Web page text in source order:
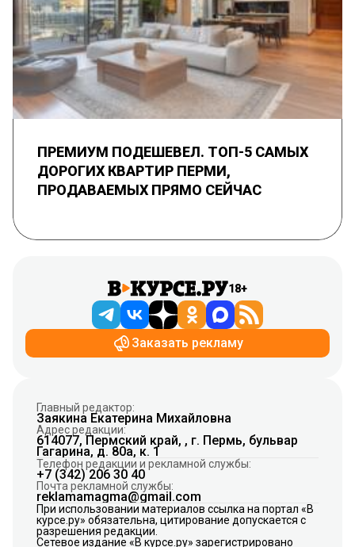
ПРЕМИУМ ПОДЕШЕВЕЛ. ТОП-5 САМЫХ
ДОРОГИХ КВАРТИР ПЕРМИ,
ПРОДАВАЕМЫХ ПРЯМО СЕЙЧАС
18+
Заказать рекламу
Главный редактор:
Заякина Екатерина Михайловна
Адрес редакции:
614077, Пермский край, , г. Пермь, бульвар
Гагарина, д. 80а, к. 1
Телефон редакции и рекламной службы:
+7 (342) 206 30 40
Почта рекламной службы:
reklamamagma@gmail.com
При использовании материалов ссылка на портал «В
курсе.ру» обязательна, цитирование допускается с
разрешения редакции.
Сетевое издание «В курсе.ру» зарегистрировано